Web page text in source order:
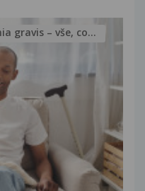
gravis – vše, co...